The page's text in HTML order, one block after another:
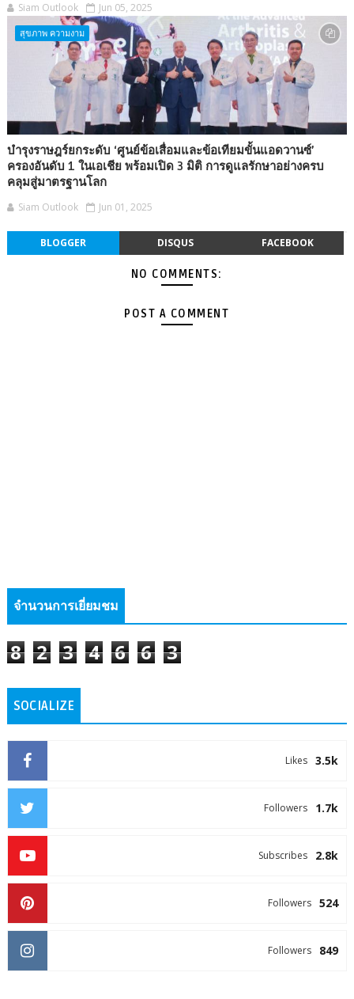
Siam Outlook Jun 05, 2025
สุขภาพ ความงาม
บำรุงราษฎร์ยกระดับ ‘ศูนย์ข้อเสื่อมและข้อเทียมขั้นแอดวานซ์’
ครองอันดับ 1 ในเอเชีย พร้อมเปิด 3 มิติ การดูแลรักษาอย่างครบ
คลุมสู่มาตรฐานโลก
Siam Outlook Jun 01, 2025
BLOGGER DISQUS FACEBOOK
NO COMMENTS:
POST A COMMENT
จำนวนการเยี่ยมชม
8 2 3 4 6 6 3
SOCIALIZE
3.5k
Likes
1.7k
Followers
2.8k
Subscribes
524
Followers
849
Followers